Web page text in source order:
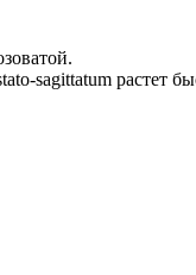
sagittatum растет